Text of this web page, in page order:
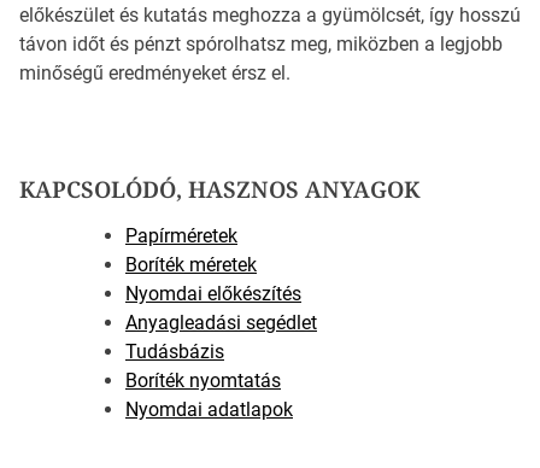
előkészület és kutatás meghozza a gyümölcsét, így hosszú
távon időt és pénzt spórolhatsz meg, miközben a legjobb
minőségű eredményeket érsz el.
KAPCSOLÓDÓ, HASZNOS ANYAGOK
Papírméretek
Boríték méretek
Nyomdai előkészítés
Anyagleadási segédlet
Tudásbázis
Boríték nyomtatás
Nyomdai adatlapok